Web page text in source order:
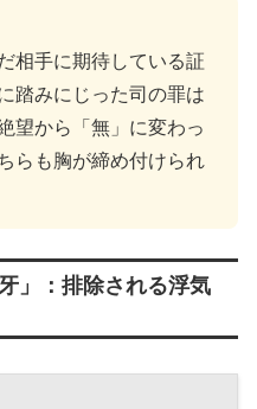
相手に期待している証
踏みにじった司の罪は
望から「無」に変わっ
らも胸が締め付けられ
」：排除される浮気